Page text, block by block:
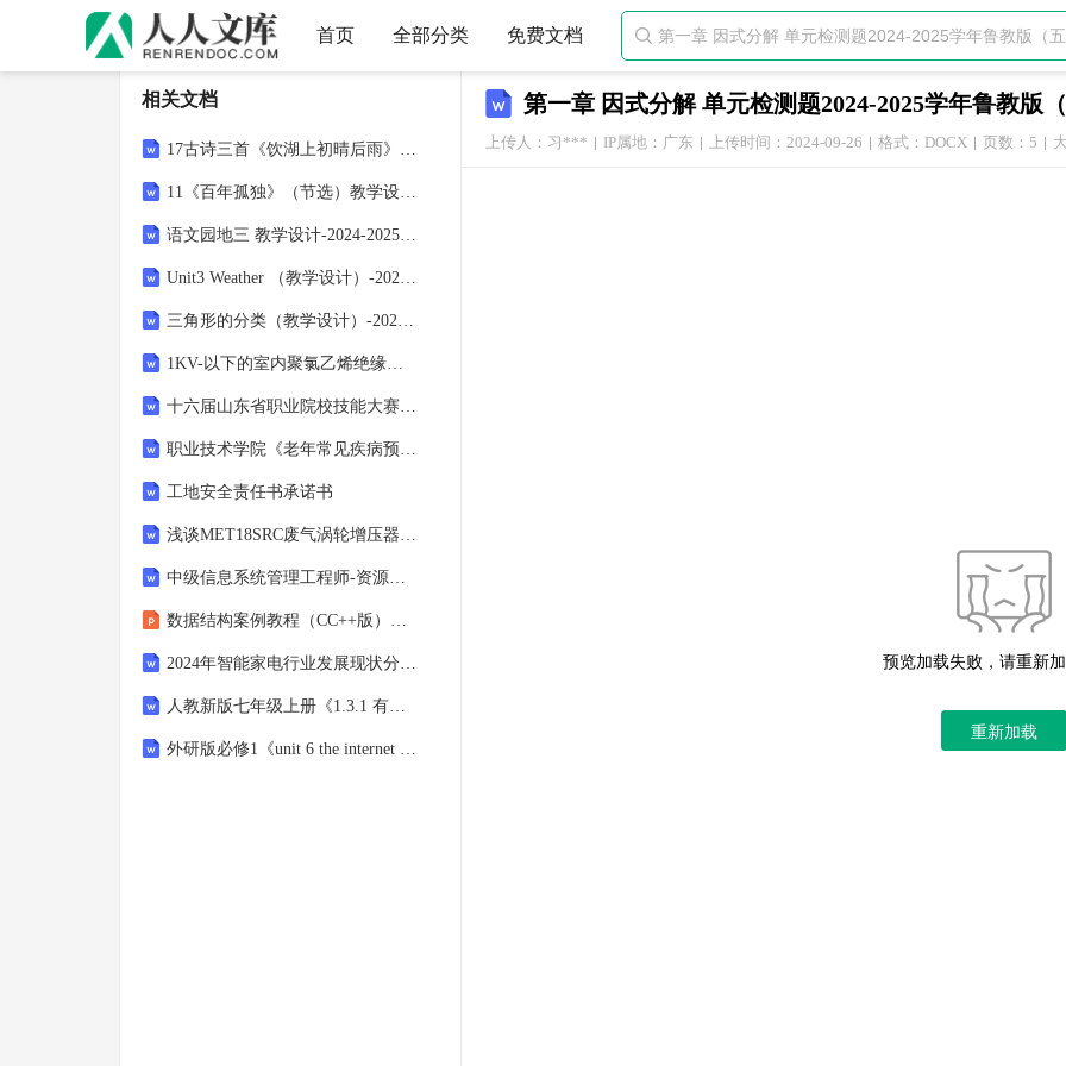
首页 全部分类 免费文档 
第一章 因式分解 单元检测题2024-2025学年鲁教版
上传人：习*** IP属地：广东 上传时间：2024-09-26 格式：DOCX 页数：5
预览加载失败，请重新
重新加载
相关文档
17古诗三首《饮湖上初晴后雨》教学设计-2024-2025学年语文三年级上册统编版
11《百年孤独》（节选）教学设计统编版高中语文选择性必修上册
语文园地三 教学设计-2024-2025学年语文三年级上册统编版
Unit3 Weather （教学设计）-2023-2024学年人教PEP版英语四年级下册
三角形的分类（教学设计）-2023-2024学年四年级下册数学人教版
1KV-以下的室内聚氯乙烯绝缘、交联聚氯乙烯绝缘电力电缆终端头制作作业指导书
十六届山东省职业院校技能大赛22.中职组城市轨道交通运营与维护赛项竞赛试题（模块1）
职业技术学院《老年常见疾病预防与照护》课程标准
工地安全责任书承诺书
浅谈MET18SRC废气涡轮增压器增压压力不足的故障原因和对策
中级信息系统管理工程师-资源管理-5.硬件管理
数据结构案例教程（CC++版）第2版 课件 第1章 绪论
2024年智能家电行业发展现状分析：全球智能家电市场份额达到25%
人教新版七年级上册《1.3.1 有理数的加法》同步练习卷
外研版必修1《unit 6 the internet and telecommunications》同步练习卷